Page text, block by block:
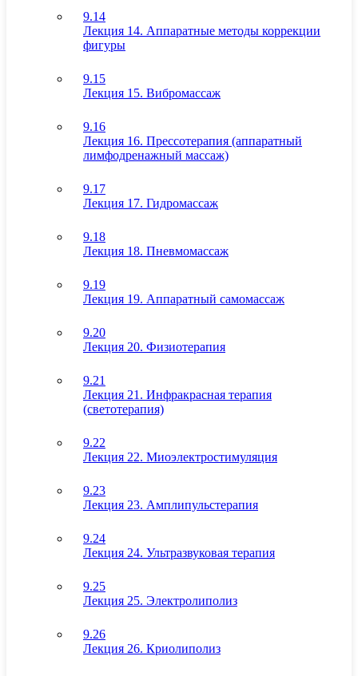
9.14
Лекция 14. Аппаратные методы коррекции
фигуры
9.15
Лекция 15. Вибромассаж
9.16
Лекция 16. Прессотерапия (аппаратный
лимфодренажный массаж)
9.17
Лекция 17. Гидромассаж
9.18
Лекция 18. Пневмомассаж
9.19
Лекция 19. Аппаратный самомассаж
9.20
Лекция 20. Физиотерапия
9.21
Лекция 21. Инфракрасная терапия
(светотерапия)
9.22
Лекция 22. Миоэлектростимуляция
9.23
Лекция 23. Амплипульстерапия
9.24
Лекция 24. Ультразвуковая терапия
9.25
Лекция 25. Электролиполиз
9.26
Лекция 26. Криолиполиз